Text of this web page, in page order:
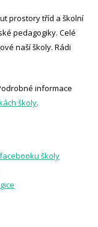
prostory tříd a školní
pedagogiky. Celé
naší školy. Rádi
informace
školy.
školy